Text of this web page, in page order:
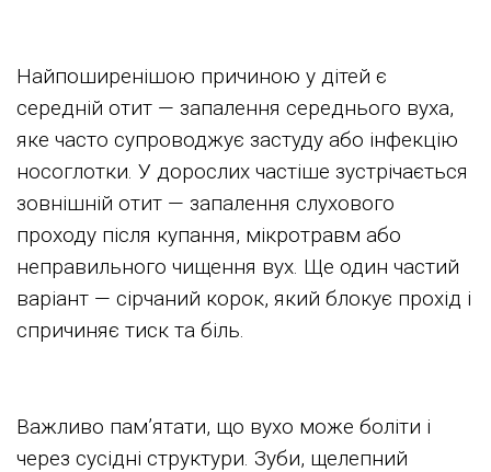
Найпоширенішою причиною у дітей є
середній отит — запалення середнього вуха,
яке часто супроводжує застуду або інфекцію
носоглотки. У дорослих частіше зустрічається
зовнішній отит — запалення слухового
проходу після купання, мікротравм або
неправильного чищення вух. Ще один частий
варіант — сірчаний корок, який блокує прохід і
спричиняє тиск та біль.
Важливо пам’ятати, що вухо може боліти і
через сусідні структури. Зуби, щелепний